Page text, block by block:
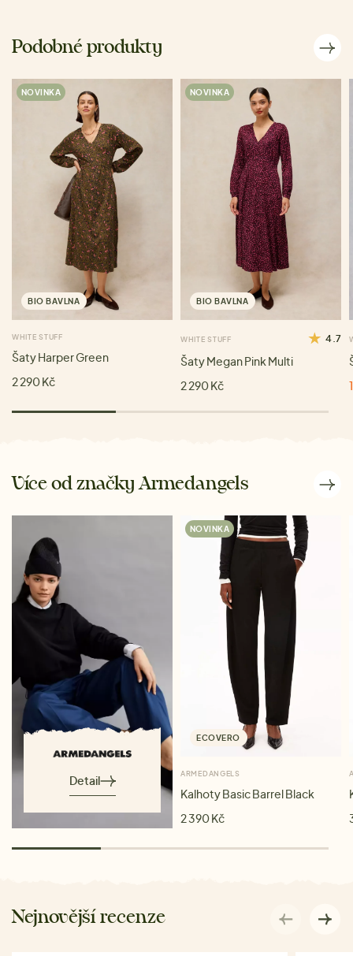
Podobné produkty
NOVINKA
BIO BAVLNA
WHITE STUFF
Šaty Harper Green
2 290 Kč
NOVINKA
BIO BAVLNA
WHITE STUFF 4.7
Šaty Megan Pink Multi
2 290 Kč
Více od značky Armedangels
Detail
NOVINKA
ECOVERO
ARMEDANGELS
Kalhoty Basic Barrel Black
2 390 Kč
Nejnovější recenze